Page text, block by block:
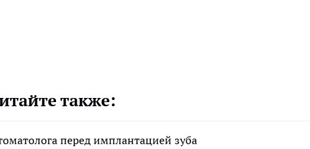
также:
перед имплантацией зуба